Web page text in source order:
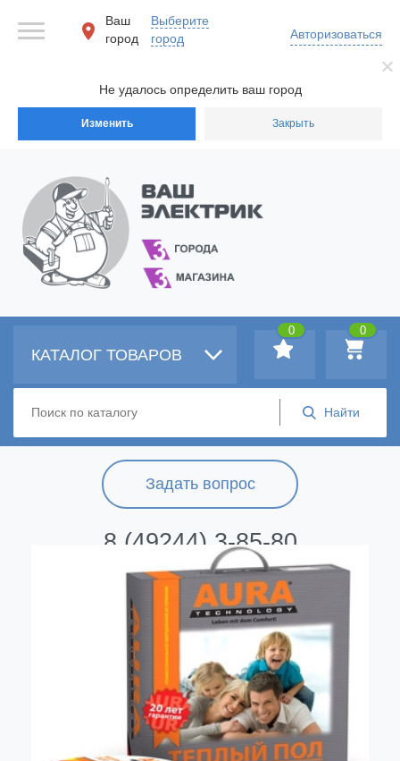
Не удалось определить ваш город
Изменить Закрыть
Ваш
город
Выберите
город
Авторизоваться
Задать вопрос
8 (49244) 3-85-80
КАТАЛОГ ТОВАРОВ
0
0